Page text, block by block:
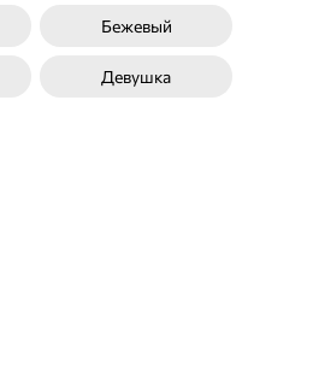
Бежевый
Девушка